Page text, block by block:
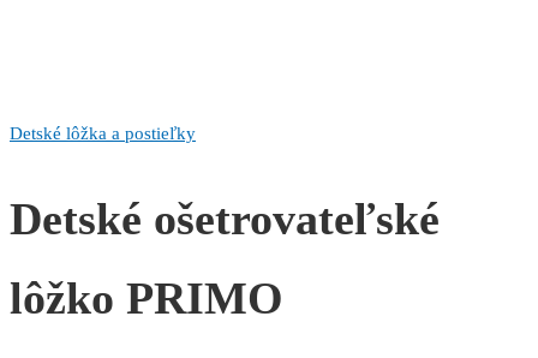
Detské lôžka a postieľky
Detské ošetrovateľské
lôžko PRIMO